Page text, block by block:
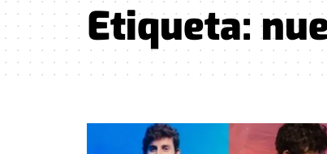
Etiqueta: